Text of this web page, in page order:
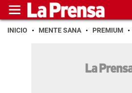
INICIO MENTE SANA PREMIUM